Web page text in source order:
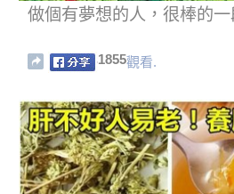
做個有夢想的人，很棒的一
1855觀看.